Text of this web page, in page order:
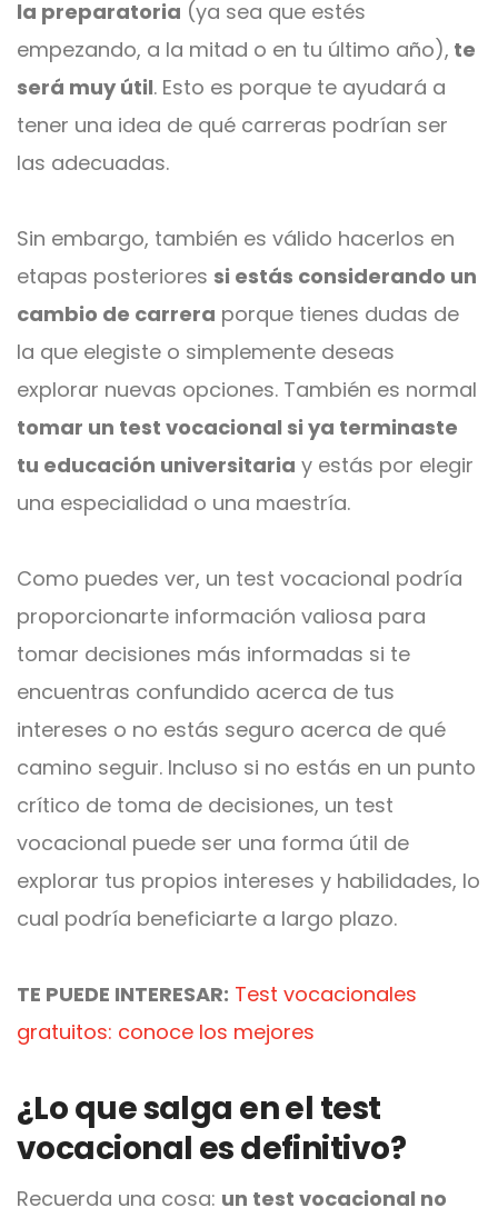
la preparatoria (ya sea que estés
empezando, a la mitad o en tu último año), te
será muy útil. Esto es porque te ayudará a
tener una idea de qué carreras podrían ser
las adecuadas.
Sin embargo, también es válido hacerlos en
etapas posteriores si estás considerando un
cambio de carrera porque tienes dudas de
la que elegiste o simplemente deseas
explorar nuevas opciones. También es normal
tomar un test vocacional si ya terminaste
tu educación universitaria y estás por elegir
una especialidad o una maestría.
Como puedes ver, un test vocacional podría
proporcionarte información valiosa para
tomar decisiones más informadas si te
encuentras confundido acerca de tus
intereses o no estás seguro acerca de qué
camino seguir. Incluso si no estás en un punto
crítico de toma de decisiones, un test
vocacional puede ser una forma útil de
explorar tus propios intereses y habilidades, lo
cual podría beneficiarte a largo plazo.
TE PUEDE INTERESAR: Test vocacionales
gratuitos: conoce los mejores
¿Lo que salga en el test
vocacional es definitivo?
Recuerda una cosa: un test vocacional no